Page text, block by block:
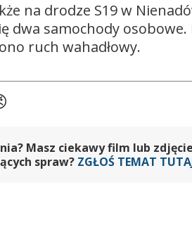
na drodze S19 w
dwa samochody
ruch wahadłowy.
Masz ciekawy film lub
spraw? ZGŁOŚ TEMAT